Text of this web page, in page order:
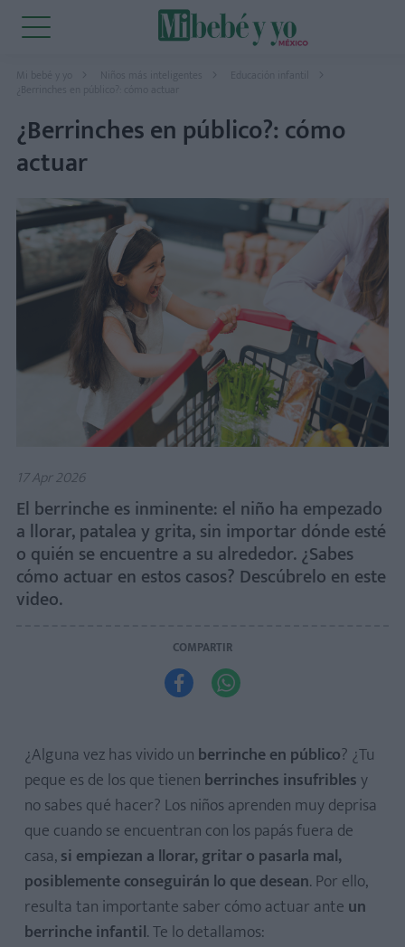
Mi bebé y yo Niños más inteligentes
Educación infantil
¿Berrinches en público?: cómo actuar
¿Berrinches en público?: cómo
actuar
17 Apr 2026
El berrinche es inminente: el niño ha empezado
a llorar, patalea y grita, sin importar dónde esté
o quién se encuentre a su alrededor. ¿Sabes
cómo actuar en estos casos? Descúbrelo en este
video.
COMPARTIR
 
¿Alguna vez has vivido un berrinche en público? ¿Tu
peque es de los que tienen berrinches insufriblesy
no sabes qué hacer? Los niños aprenden muy deprisa
que cuando se encuentran con los papás fuera de
casa,si empiezan a llorar, gritar o pasarla mal,
posiblemente conseguirán lo que desean. Por ello,
resulta tan importante saber cómo actuar ante un
berrinche infantil. Te lo detallamos: